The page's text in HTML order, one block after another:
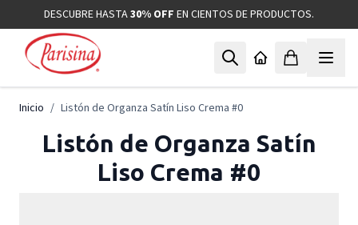
Ir al contenidoDESCUBRE HASTA30% OFF EN CIENTOS DE PRODUCTOS.
Inicio / Listón de Organza Satín Liso Crema #0
Listón de Organza Satín
Liso Crema #0